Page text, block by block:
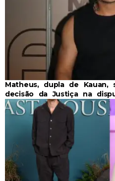
Matheus, dupla de Kauan,
decisão da Justiça na